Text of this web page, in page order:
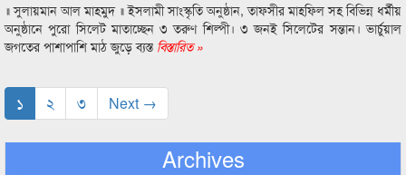
॥ সুলায়মান আল মাহমুদ ॥ ইসলামী সাংস্কৃতি অনুষ্ঠান, তাফসীর মাহফিল সহ বিভিন্ন ধর্মীয়
অনুষ্ঠানে পুরো সিলেট মাতাচ্ছেন ৩ তরুণ শিল্পী। ৩ জনই সিলেটের সন্তান। ভার্চুয়াল
জগতের পাশাপাশি মাঠ জুড়ে ব্যস্ত বিস্তারিত »
১ ২ ৩ Next →
Archives